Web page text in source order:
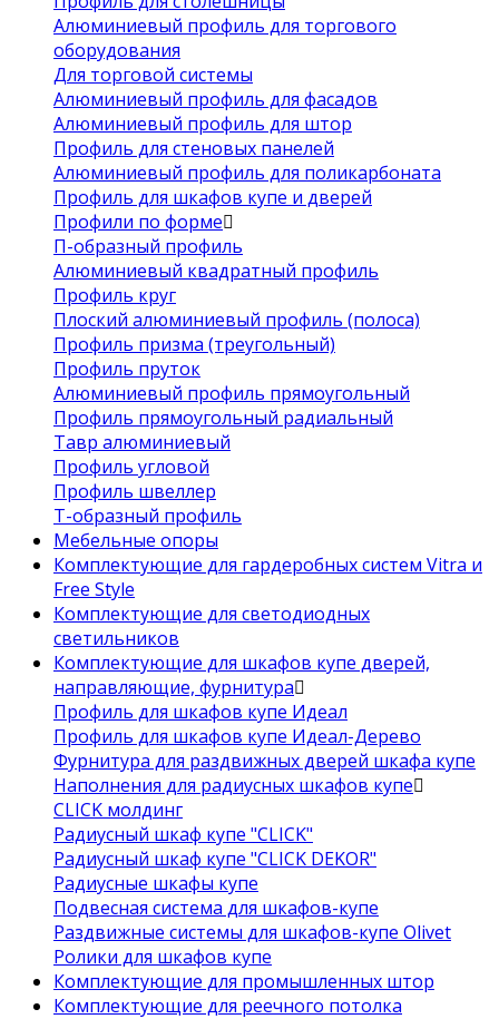
Алюминиевый профиль для торгового
оборудования
Для торговой системы
Алюминиевый профиль для фасадов
Алюминиевый профиль для штор
Профиль для стеновых панелей
Алюминиевый профиль для поликарбоната
Профиль для шкафов купе и дверей
Профили по форме
П-образный профиль
Алюминиевый квадратный профиль
Профиль круг
Плоский алюминиевый профиль (полоса)
Профиль призма (треугольный)
Профиль пруток
Алюминиевый профиль прямоугольный
Профиль прямоугольный радиальный
Тавр алюминиевый
Профиль угловой
Профиль швеллер
Т-образный профиль
Мебельные опоры
Комплектующие для гардеробных систем Vitra и
Free Style
Комплектующие для светодиодных
светильников
Комплектующие для шкафов купе дверей,
направляющие, фурнитура
Профиль для шкафов купе Идеал
Профиль для шкафов купе Идеал-Дерево
Фурнитура для раздвижных дверей шкафа купе
Наполнения для радиусных шкафов купе
CLICK молдинг
Радиусный шкаф купе "CLICK"
Радиусный шкаф купе "CLICK DEKOR"
Радиусные шкафы купе
Подвесная система для шкафов-купе
Раздвижные системы для шкафов-купе Olivet
Ролики для шкафов купе
Комплектующие для промышленных штор
Комплектующие для реечного потолка